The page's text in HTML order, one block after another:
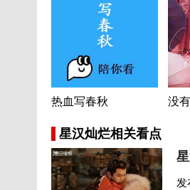
热血写春秋 没
星汉灿烂相关看点
发